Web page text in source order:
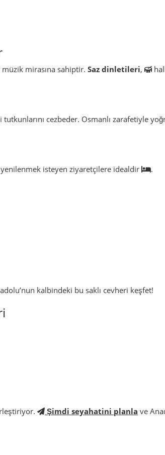
mirasına sahiptir. Saz dinletileri,
cezbeder. Osmanlı zarafetiyle
isteyen ziyaretçilere idealdir .
kalbindeki bu saklı cevheri keşfet!
Şimdi seyahatini planla ve